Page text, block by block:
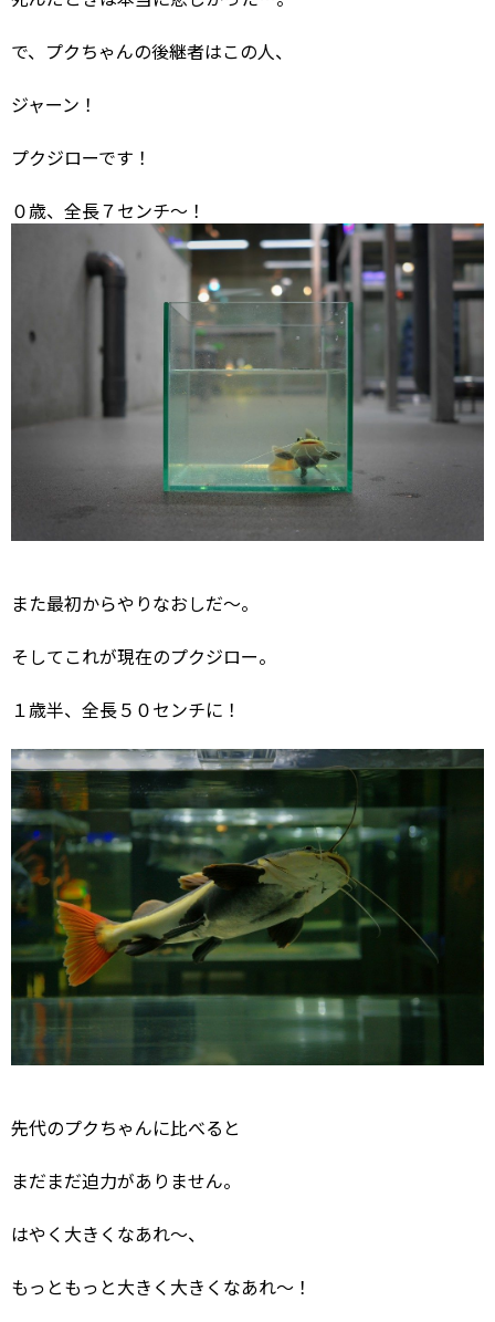
で、プクちゃんの後継者はこの人、
ジャーン！
プクジローです！
０歳、全長７センチ～！
また最初からやりなおしだ～。
そしてこれが現在のプクジロー。
１歳半、全長５０センチに！
先代のプクちゃんに比べると
まだまだ迫力がありません。
はやく大きくなあれ～、
もっともっと大きく大きくなあれ～！